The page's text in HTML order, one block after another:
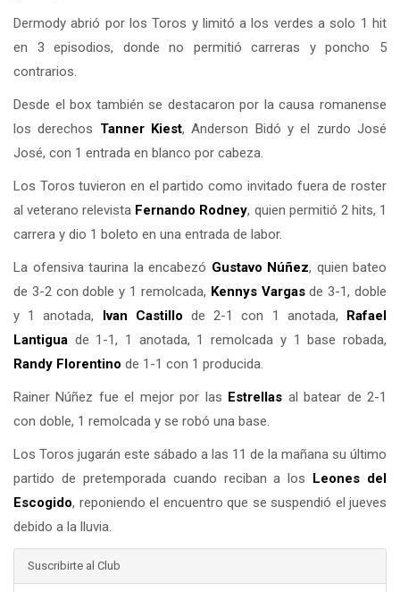
Dermody abrió por los Toros y limitó a los verdes a solo 1 hit
en 3 episodios, donde no permitió carreras y poncho 5
contrarios.
Desde el box también se destacaron por la causa romanense
los derechos Tanner Kiest, Anderson Bidó y el zurdo José
José, con 1 entrada en blanco por cabeza.
Los Toros tuvieron en el partido como invitado fuera de roster
al veterano relevista Fernando Rodney, quien permitió 2 hits, 1
carrera y dio 1 boleto en una entrada de labor.
La ofensiva taurina la encabezó Gustavo Núñez, quien bateo
de 3-2 con doble y 1 remolcada, Kennys Vargasde 3-1, doble
y 1 anotada, Ivan Castillo de 2-1 con 1 anotada, Rafael
Lantigua de 1-1, 1 anotada, 1 remolcada y 1 base robada,
Randy Florentino de 1-1 con 1 producida.
Rainer Núñez fue el mejor por las Estrellas al batear de 2-1
con doble, 1 remolcada y se robó una base.
Los Toros jugarán este sábado a las 11 de la mañana su último
partido de pretemporada cuando reciban a los Leones del
Escogido, reponiendo el encuentro que se suspendió el jueves
debido a la lluvia.
Suscribirte al Club